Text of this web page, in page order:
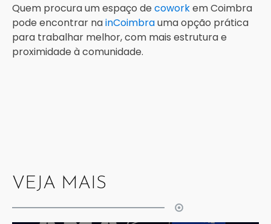
Quem procura um espaço de coworkem Coimbra
pode encontrar nainCoimbrauma opção prática
para trabalhar melhor, com mais estrutura e
proximidade à comunidade.
VEJA MAIS